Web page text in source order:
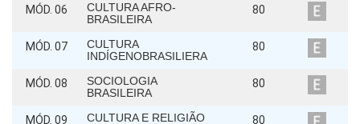
MÓD. 06
CULTURA AFRO-
BRASILEIRA
80
MÓD. 07
CULTURA
INDÍGENOBRASILIERA
80
MÓD. 08
SOCIOLOGIA
BRASILEIRA
80
MÓD. 09 CULTURA E RELIGIÃO 80